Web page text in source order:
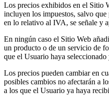
Los precios exhibidos en el Sitio
incluyen los impuestos, salvo
en lo relativo al IVA, se señale y
En ningún caso el Sitio Web
un producto o de un servicio de
que el Usuario haya
Los precios pueden cambiar en
posibles cambios no afectarán a
a los que el Usuario ya haya